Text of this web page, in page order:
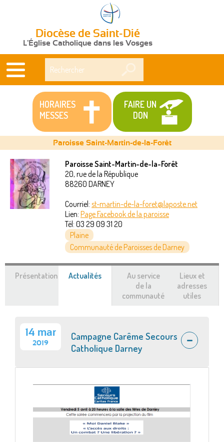
Diocèse de Saint-Dié
L'Église Catholique dans les Vosges
HORAIRES
MESSES
FAIRE UN
DON
Vous
êtes
Paroisse Saint-Martin-de-la-Forêt
Paroisse Saint-Martin-de-la-Forêt
20, rue de la République
88260 DARNEY
Courriel: st-martin-de-la-foret@laposte.net
Lien: Page Facebook de la paroisse
Tél: 03 29 09 31 20
Plaine
Communauté de Paroisses de Darney
Présentation Actualités
Au service
de la
communauté
Lieux et
adresses
utiles
14 mar
2019
Campagne Carême Secours
Catholique Darney